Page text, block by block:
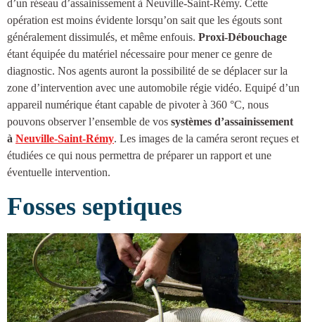
d’un réseau d’assainissement à Neuville-Saint-Rémy. Cette
opération est moins évidente lorsqu’on sait que les égouts sont
généralement dissimulés, et même enfouis. Proxi-Débouchage
étant équipée du matériel nécessaire pour mener ce genre de
diagnostic. Nos agents auront la possibilité de se déplacer sur la
zone d’intervention avec une automobile régie vidéo. Equipé d’un
appareil numérique étant capable de pivoter à 360 °C, nous
pouvons observer l’ensemble de vos systèmes d’assainissement
à Neuville-Saint-Rémy. Les images de la caméra seront reçues et
étudiées ce qui nous permettra de préparer un rapport et une
éventuelle intervention.
Fosses septiques